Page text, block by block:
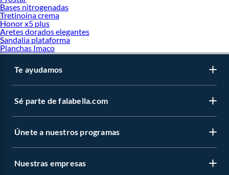
Bases nitrogenadas
Tretinoina crema
Honor x5 plus
Aretes dorados elegantes
Sandalia plataforma
Planchas Imaco
Te ayudamos
Sé parte de falabella.com
Únete a nuestros programas
Nuestras empresas